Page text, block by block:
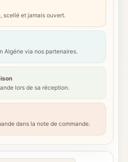
scellé et jamais ouvert.
Algérie via nos partenaires.
lors de sa réception.
dans la note de commande.